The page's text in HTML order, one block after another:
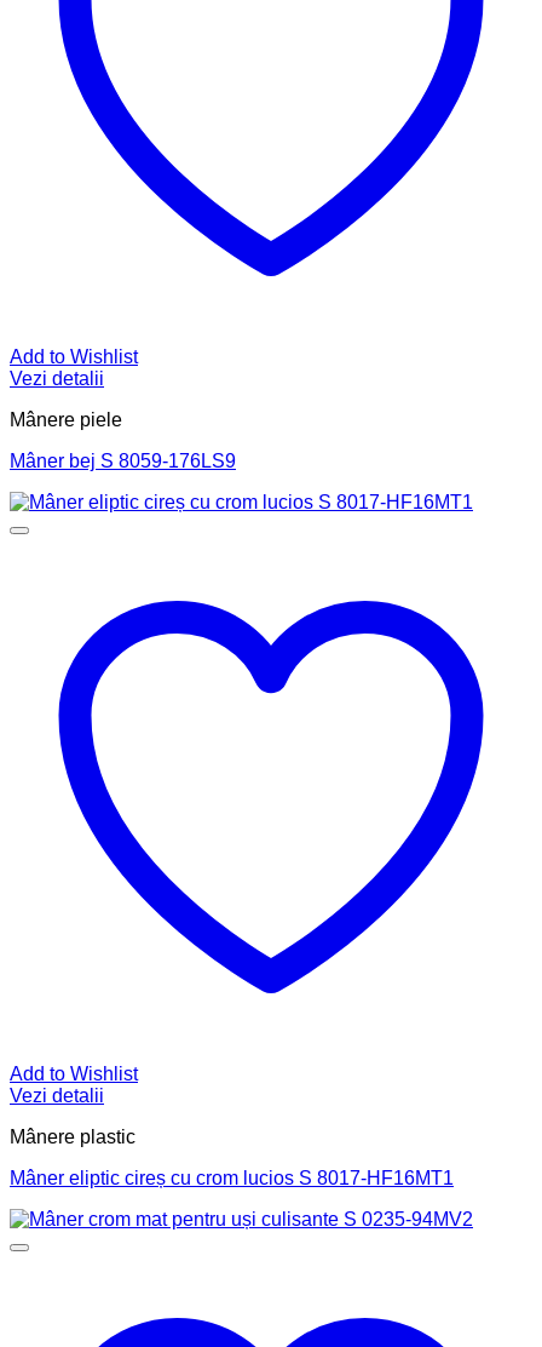
Add to Wishlist
Vezi detalii
Mânere piele
Mâner bej S 8059-176LS9
Add to Wishlist
Vezi detalii
Mânere plastic
Mâner eliptic cireș cu crom lucios S 8017-HF16MT1